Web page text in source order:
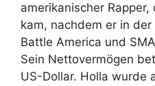
amerikanischer
kam, nachdem er in
Battle America und
Sein Nettovermögen
US-Dollar. Holla wurde